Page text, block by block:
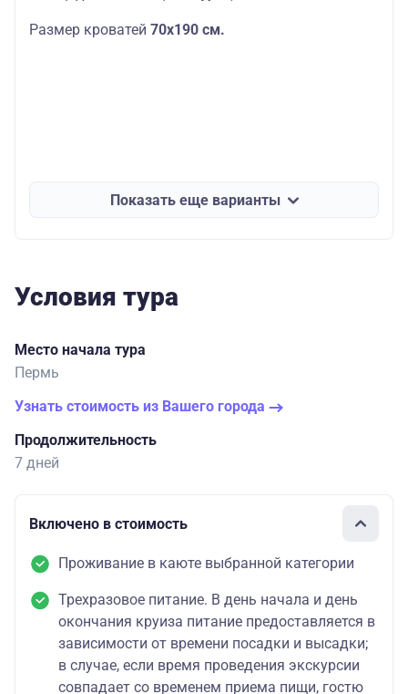
Размер кроватей 70х190 см.
Показать еще варианты
Условия тура
Место начала тура
Пермь
Узнать стоимость из Вашего города
Продолжительность
7 дней
Включено в стоимость
Проживание в каюте выбранной категории
Трехразовое питание. В день начала и день
окончания круиза питание предоставляется в
зависимости от времени посадки и высадки;
в случае, если время проведения экскурсии
совпадает со временем приема пищи, гостю